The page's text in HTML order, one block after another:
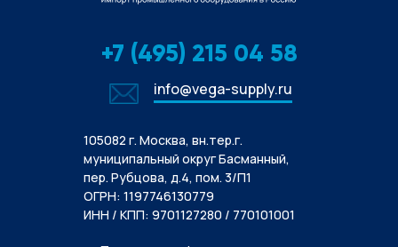
+7 (495) 215 04 58
info@vega-supply.ru
105082 г. Москва, вн.тер.г.
муниципальный округ Басманный,
пер. Рубцова, д.4, пом. 3/П1
ОГРН: 1197746130779
ИНН / КПП: 9701127280 / 770101001